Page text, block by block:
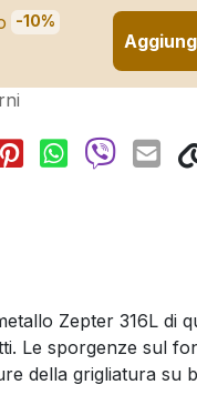
-10%
Zepter 316L di
Le sporgenze sul
della grigliatura su